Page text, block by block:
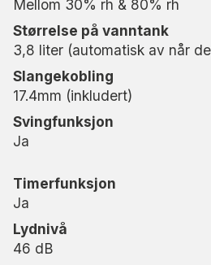
Mellom 30% rh & 80% rh
Størrelse på vanntank
3,8 liter (automatisk av når
Slangekobling
17.4mm (inkludert)
Svingfunksjon
Ja
Timerfunksjon
Ja
Lydnivå
46 dB